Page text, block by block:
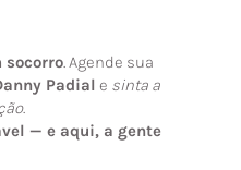
socorro. Agende sua
Padial e sinta a
.
— e aqui, a gente